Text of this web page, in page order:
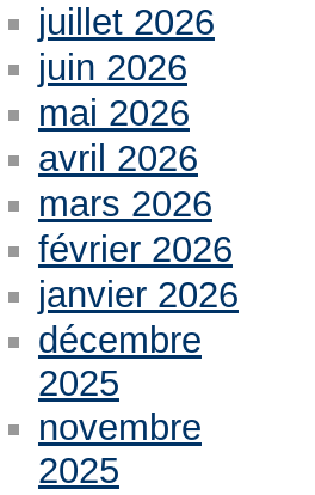
juillet 2026
juin 2026
mai 2026
avril 2026
mars 2026
février 2026
janvier 2026
décembre
2025
novembre
2025